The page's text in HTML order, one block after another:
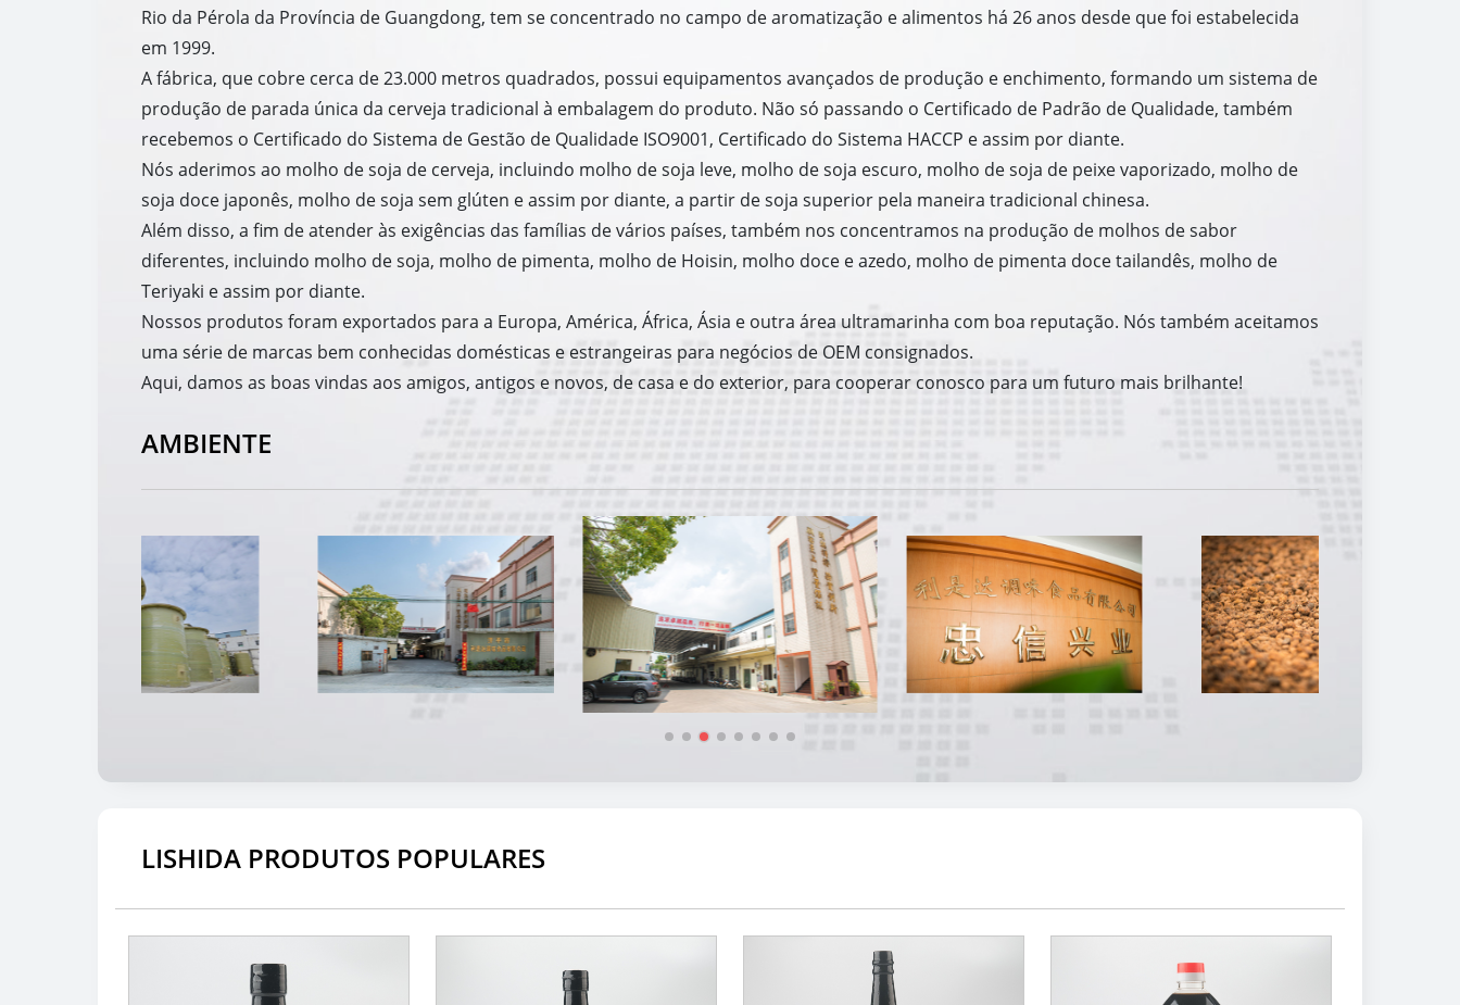
Rio da Pérola da Província de Guangdong, tem se concentrado no campo de aromatização e alimentos há 26 anos desde que foi estabelecida
em 1999.
A fábrica, que cobre cerca de 23.000 metros quadrados, possui equipamentos avançados de produção e enchimento, formando um sistema de
produção de parada única da cerveja tradicional à embalagem do produto. Não só passando o Certificado de Padrão de Qualidade, também
recebemos o Certificado do Sistema de Gestão de Qualidade ISO9001, Certificado do Sistema HACCP e assim por diante.
Nós aderimos ao molho de soja de cerveja, incluindo molho de soja leve, molho de soja escuro, molho de soja de peixe vaporizado, molho de
soja doce japonês, molho de soja sem glúten e assim por diante, a partir de soja superior pela maneira tradicional chinesa.
Além disso, a fim de atender às exigências das famílias de vários países, também nos concentramos na produção de molhos de sabor
diferentes, incluindo molho de soja, molho de pimenta, molho de Hoisin, molho doce e azedo, molho de pimenta doce tailandês, molho de
Teriyaki e assim por diante.
Nossos produtos foram exportados para a Europa, América, África, Ásia e outra área ultramarinha com boa reputação. Nós também aceitamos
uma série de marcas bem conhecidas domésticas e estrangeiras para negócios de OEM consignados.
Aqui, damos as boas vindas aos amigos, antigos e novos, de casa e do exterior, para cooperar conosco para um futuro mais brilhante!
AMBIENTE
LISHIDA PRODUTOS POPULARES